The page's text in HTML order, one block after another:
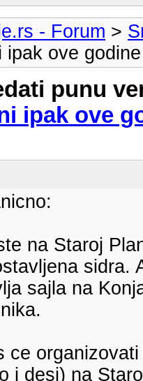
- Forum >
ipak ove godine
punu
ipak ove
na Staroj
sidra.
sajla na
ce
i desi) na